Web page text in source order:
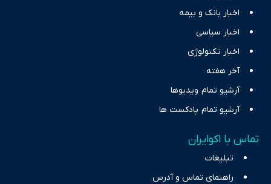
اخبار بانک و بیمه
اخبار سیاسی
اخبار تکنولوژی
آخر هفته
آرشیو تمام ویدیوها
آرشیو تمام پادکست ها
تماس با اکوایران
تبلیغات
راهنمای تماس و آدرس